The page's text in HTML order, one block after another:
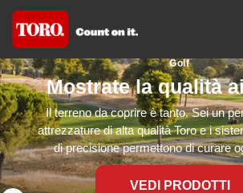
Golf
Mostrate la qualità
Il terreno da coprire è tanto. Sei un
attrezzature di alta qualità Toro e i
di precisione permettono di curare
VEDI PRODOTTI